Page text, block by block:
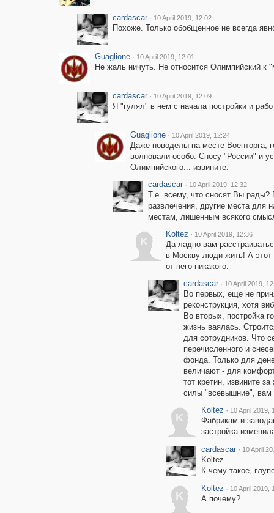
cardascar · 10 April 2019, 12:02
Похоже. Только обобщенное не всегда
Guaglione · 10 April 2019, 12:01
Не жаль ничуть. Не относится Олимпийский к
cardascar · 10 April 2019, 12:09
Я "гулял" в нем с начала постройки и
Guaglione · 10 April 2019, 12:24
Даже новоделы на месте Военторга,
волновали особо. Сносу "России" и
Олимпийского... извините.
cardascar · 10 April 2019, 12:32
Т.е. всему, что сносят Вы рады?
развлечения, другие места для
местам, лишенным всякого
K
Koltez · 10 April 2019, 12:36
Да ладно вам
в Москву люди жить! А этот
от него никакого.
cardascar · 10 April 2019,
Во первых, еще не
реконструкция, хотя
Во вторых, постройка
жизнь ваялась.
для сотрудников. Что
перечисленного и
фонда. Только для
величают - для
тот кретин, извините
силы "всевышние",
K
Koltez · 10 April 2019,
Фабрикам и
застройка
cardascar · 10 April
Koltez
К чему такое,
K
Koltez · 10 April 2019,
А почему?